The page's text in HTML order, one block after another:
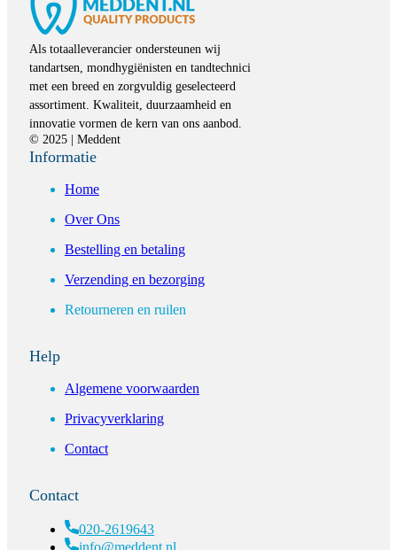
Als totaalleverancier ondersteunen wij
tandartsen, mondhygiënisten en tandtechnici
met een breed en zorgvuldig geselecteerd
assortiment. Kwaliteit, duurzaamheid en
innovatie vormen de kern van ons aanbod.
© 2025 | Meddent
Informatie
Home
Over Ons
Bestelling en betaling
Verzending en bezorging
Retourneren en ruilen
Help
Algemene voorwaarden
Privacyverklaring
Contact
Contact
020-2619643
info@meddent.nl